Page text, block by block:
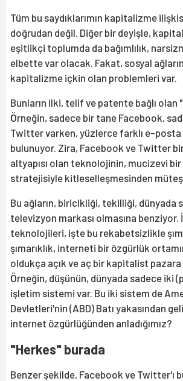
Tüm bu saydıklarımın kapitalizme
doğrudan değil. Diğer bir deyişle,
eşitlikçi toplumda da bağımlılık,
elbette var olacak. Fakat, sosyal
kapitalizme içkin olan problemleri var.
Bunların ilki, telif ve patente bağlı olan
Örneğin, sadece bir tane Facebook,
Twitter varken, yüzlerce farklı e-
bulunuyor. Zira, Facebook ve Twitter
altyapısı olan teknolojinin, mucizevi
stratejisiyle kitleselleşmesinden
Bu ağların, biricikliği, tekilliği, dünyada
televizyon markası olmasına
teknolojileri, işte bu rekabetsizlikle
şımarıklık, interneti bir özgürlük
oldukça açık ve aç bir kapitalist
Örneğin, düşünün, dünyada sadece iki
işletim sistemi var. Bu iki sistem de
Devletleri'nin (ABD) Batı yakasından
internet özgürlüğünden anladığımız?
"Herkes" burada
Benzer şekilde, Facebook ve Twitter'ı